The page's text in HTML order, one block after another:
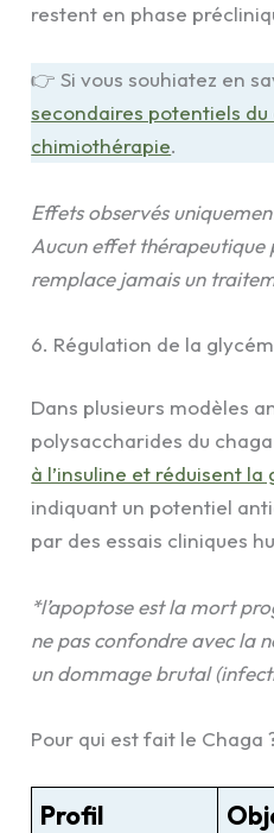
restent en phase
👉 Si vous souhiatez en
secondaires potentiels
chimiothérapie.
Effets observés
Aucun effet thérapeutique
remplace jamais un
6. Régulation de la
Dans plusieurs modèles
polysaccharides du chaga
à l’insuline et réduisent la
indiquant un potentiel
par des essais cliniques
*l’apoptose est la mort
ne pas confondre avec la
un dommage brutal
Pour qui est fait le Chaga
Profil